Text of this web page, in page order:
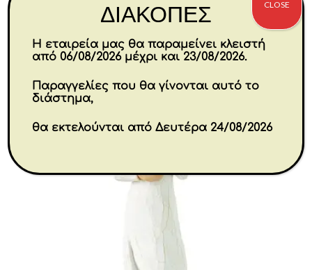
Αγορά
ΔΙΑΚΟΠΕΣ
Η εταιρεία μας θα παραμείνει κλειστή
από 06/08/2026 μέχρι και 23/08/2026.
Παραγγελίες που θα γίνονται αυτό το
διάστημα,
θα εκτελούνται από Δευτέρα 24/08/2026
CLOSE